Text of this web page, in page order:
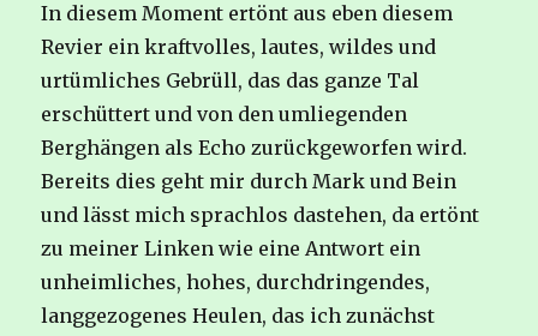
In diesem Moment ertönt aus eben diesem
Revier ein kraftvolles, lautes, wildes und
urtümliches Gebrüll, das das ganze Tal
erschüttert und von den umliegenden
Berghängen als Echo zurückgeworfen wird.
Bereits dies geht mir durch Mark und Bein
und lässt mich sprachlos dastehen, da ertönt
zu meiner Linken wie eine Antwort ein
unheimliches, hohes, durchdringendes,
langgezogenes Heulen, das ich zunächst